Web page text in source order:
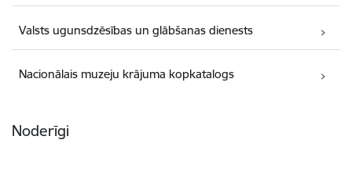
Valsts ugunsdzēsības un glābšanas dienests
Nacionālais muzeju krājuma kopkatalogs
Noderīgi